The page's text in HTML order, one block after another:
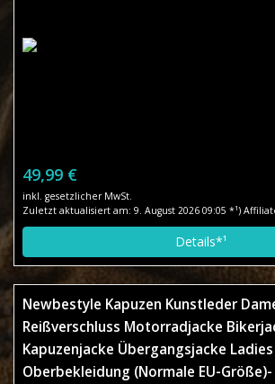
49,99 €
inkl. gesetzlicher MwSt.
Zuletzt aktualisiert am: 9. August 2026 09:05 *¹)
Details*¹
Newbestyle Kapuzen Kunstleder
Reißverschluss Motorradjacke
Kapuzenjacke Übergangsjacke Ladies
Oberbekleidung (Normale EU-Größe)-